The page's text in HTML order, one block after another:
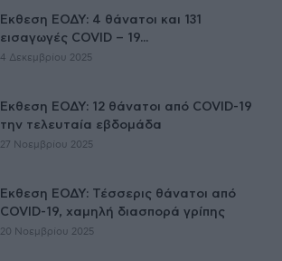
Έκθεση ΕΟΔΥ: 4 θάνατοι και 131
εισαγωγές COVID – 19...
4 Δεκεμβρίου 2025
Έκθεση ΕΟΔΥ: 12 θάνατοι από COVID-19
την τελευταία εβδομάδα
27 Νοεμβρίου 2025
Έκθεση ΕΟΔΥ: Τέσσερις θάνατοι από
COVID-19, χαμηλή διασπορά γρίπης
20 Νοεμβρίου 2025